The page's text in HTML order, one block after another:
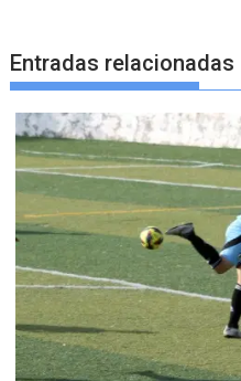
Entradas relacionadas